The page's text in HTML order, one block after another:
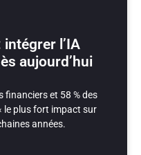
intégrer l’IA
aujourd’hui
financiers et 58 % des
le plus fort impact sur
années.